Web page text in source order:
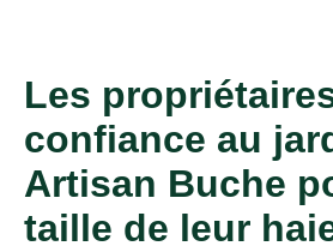
Les
confiance au
Artisan Buche
taille de leur